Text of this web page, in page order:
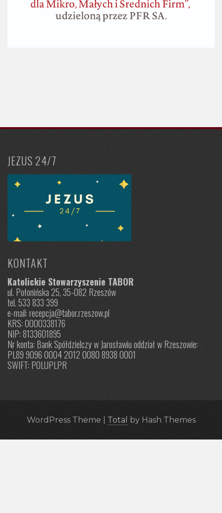
JEZUS 24/7
KONTAKT
Katolickie Stowarzyszenie TABOR
ul. Połonińska 25, 35-082 Rzeszów
tel. 533 833 399
e-mail: recepcja@tabor.rzeszow.pl
KRS: 0000338176
NIP: 8133601895
Nr konta: Bank Spółdzielczy w Jarosławiu oddział w Rzeszowie:
PL89 9096 0004 2012 0080 8938 0001
SWIFT: POLUPLPR
WordPress Theme Total by Hash Themes